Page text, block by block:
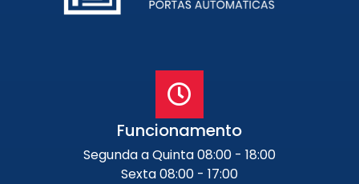
Funcionamento
Segunda a Quinta 08:00 - 18:00
Sexta 08:00 - 17:00